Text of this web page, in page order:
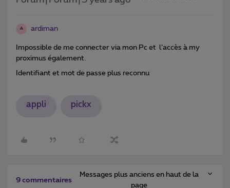
A ardiman
Impossible de me connecter via mon Pc et l’accès à my
proximus également.
Identifiant et mot de passe plus reconnu
appli pickx
9 commentaires
Messages plus anciens en haut de la
page